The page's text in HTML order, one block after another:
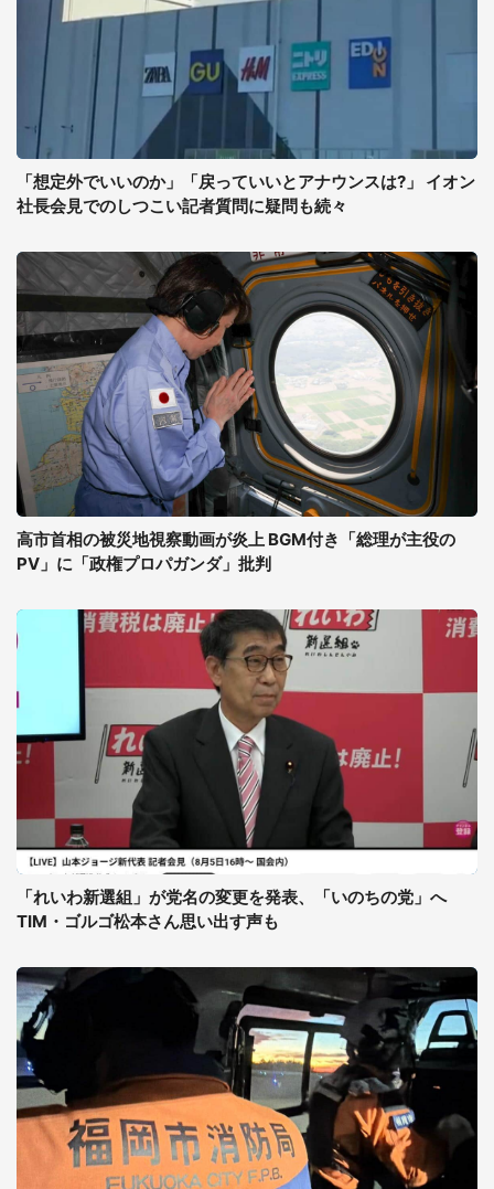
「想定外でいいのか」「戻っていいとアナウンスは?」 イオン
社長会見でのしつこい記者質問に疑問も続々
高市首相の被災地視察動画が炎上 BGM付き「総理が主役の
PV」に「政権プロパガンダ」批判
「れいわ新選組」が党名の変更を発表、「いのちの党」へ
TIM・ゴルゴ松本さん思い出す声も